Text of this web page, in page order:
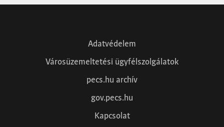
Adatvédelem
Városüzemeltetési ügyfélszolgálatok
pecs.hu archív
gov.pecs.hu
Kapcsolat